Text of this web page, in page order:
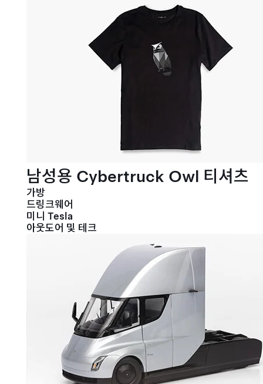
남성용 Cybertruck Owl 티셔츠
가방
드링크웨어
미니 Tesla
아웃도어 및 테크